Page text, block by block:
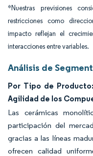
*Nuestras previsiones
restricciones como
impacto reflejan el
interacciones entre variables.
Análisis de
Por Tipo de
Agilidad de los
Las cerámicas
participación del
gracias a las líneas
ofrecen calidad